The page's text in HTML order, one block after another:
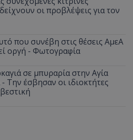
οι προβλέψεις για τον
που συνέβη στις θέσεις ΑμεΑ
οργή - Φωτογραφία
σε μπυραρία στην Αγία
Την έσβησαν οι ιδιοκτήτες